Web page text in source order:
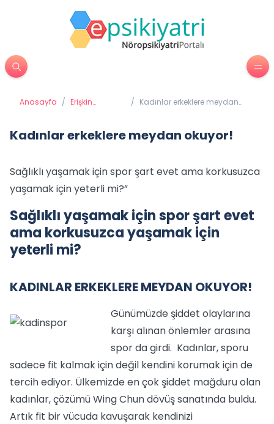
Anasayfa / Erişkin
/ Kadınlar erkeklere meydan
Kadınlar erkeklere meydan okuyor!
Sağlıklı yaşamak için spor şart evet ama korkusuzca
yaşamak için yeterli mi?”
Sağlıklı yaşamak için spor şart evet
ama korkusuzca yaşamak için
yeterli mi?
KADINLAR ERKEKLERE MEYDAN OKUYOR!
Günümüzde şiddet olaylarına
karşı alınan önlemler arasına
spor da girdi. Kadınlar, sporu
sadece fit kalmak için değil kendini korumak için de
tercih ediyor. Ülkemizde en çok şiddet mağduru olan
kadınlar, çözümü Wing Chun dövüş sanatında buldu.
Artık fit bir vücuda kavuşarak kendinizi